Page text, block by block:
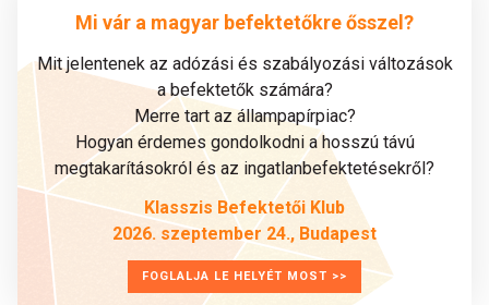
Mi vár a magyar befektetőkre ősszel?
Mit jelentenek az adózási és szabályozási változások
a befektetők számára?
Merre tart az állampapírpiac?
Hogyan érdemes gondolkodni a hosszú távú
megtakarításokról és az ingatlanbefektetésekről?
Klasszis Befektetői Klub
2026. szeptember 24., Budapest
FOGLALJA LE HELYÉT MOST >>